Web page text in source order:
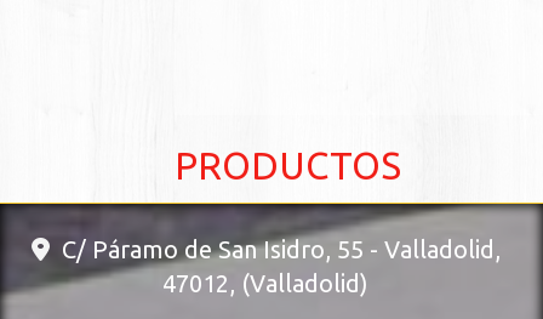
PRODUCTOS
C/ Páramo de San Isidro, 55 - Valladolid ,
47012, (Valladolid)